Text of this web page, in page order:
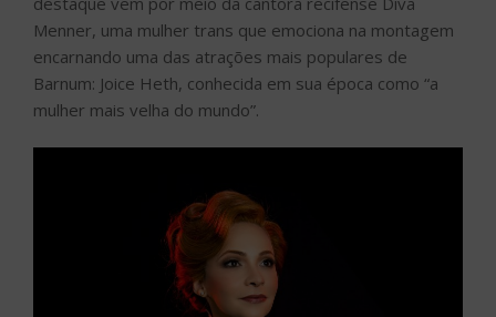
Menner, uma mulher trans que emociona na montagem
encarnando uma das atrações mais populares de
Barnum: Joice Heth, conhecida em sua época como “a
mulher mais velha do mundo”.